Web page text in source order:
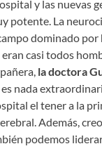
y las nuevas
potente. La
dominado por
casi todos
la doctora
nada
el tener a la
Además,
podemos